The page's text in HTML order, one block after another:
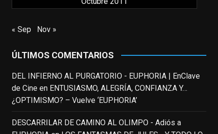
EnClave de Cineupdated their status.
When this happens, it's usually because
group of people, changed who can see it
or it's been deleted.
« Sep Nov »
ÚLTIMOS COMENTARIOS
DEL INFIERNO AL PURGATORIO - EUPHORIA | EnClave
de Cineen ENTUSIASMO, ALEGRÍA, CONFIANZA Y…
¿OPTIMISMO? – Vuelve ‘EUPHORIA’
DESCARRILAR DE CAMINO AL OLIMPO - Adiós a